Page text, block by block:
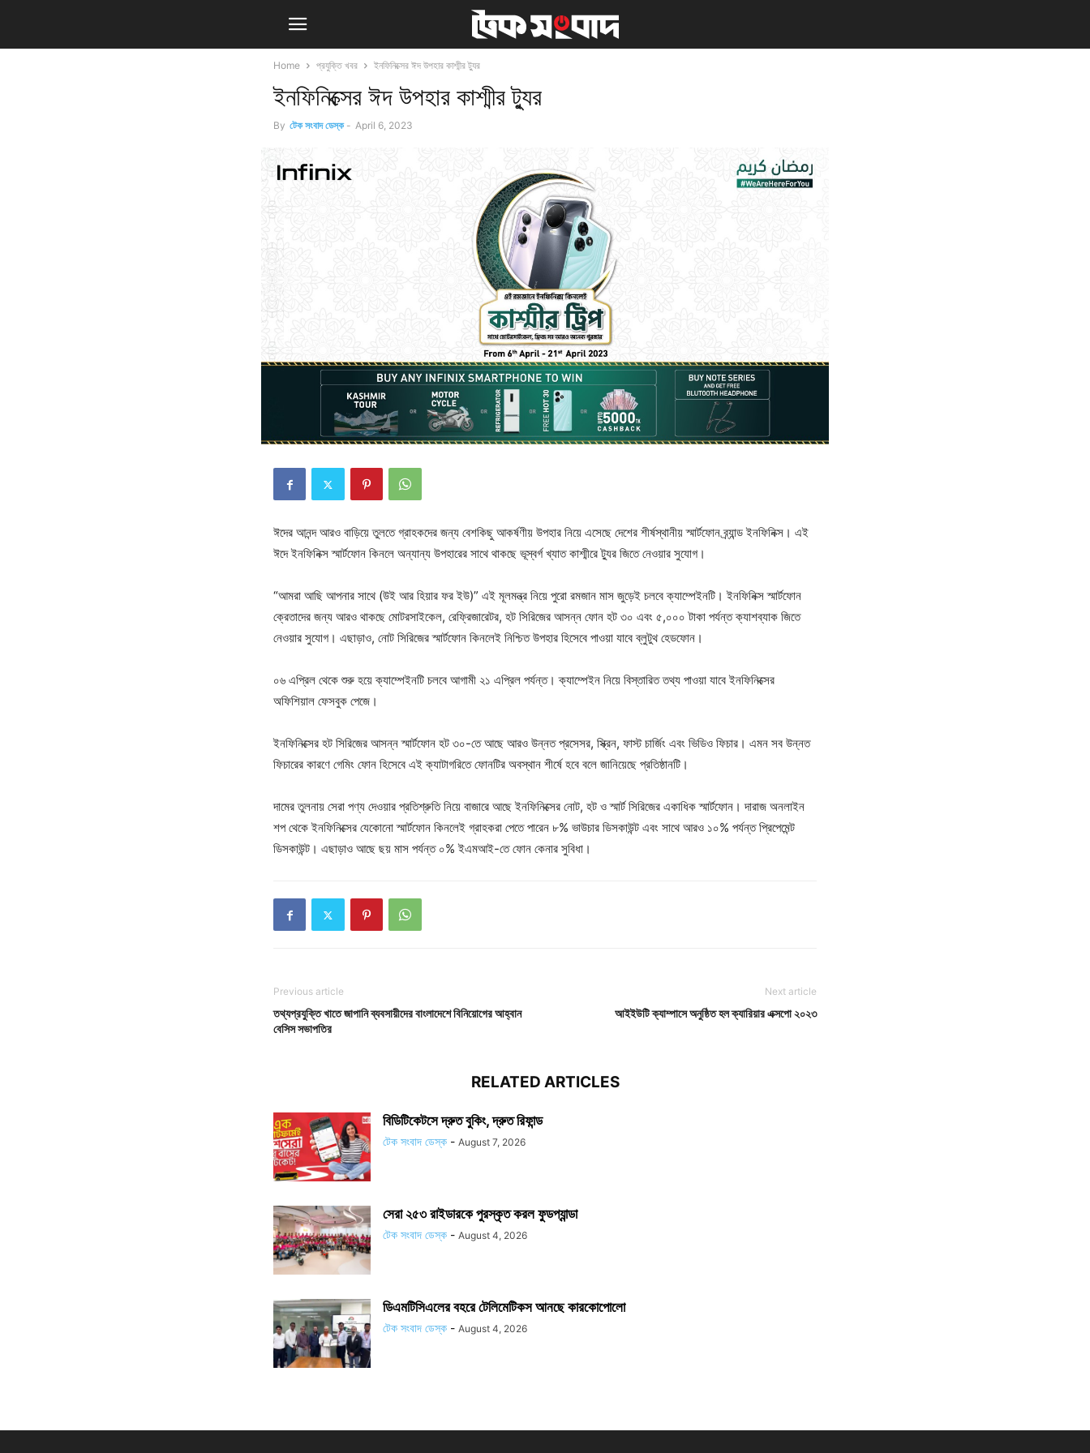
Home প্রযুক্তি খবর ইনফিনিক্সের ঈদ উপহার কাশ্মীর ট্যুর
ইনফিনিক্সের ঈদ উপহার কাশ্মীর ট্যুর
By টেক সংবাদ ডেস্ক - April 6, 2023
ঈদের আনন্দ আরও বাড়িয়ে তুলতে গ্রাহকদের জন্য বেশকিছু আকর্ষণীয় উপহার নিয়ে এসেছে দেশের শীর্ষস্থানীয় স্মার্টফোন ব্র্যান্ড ইনফিনিক্স। এই
ঈদে ইনফিনিক্স স্মার্টফোন কিনলে অন্যান্য উপহারের সাথে থাকছে ভূস্বর্গ খ্যাত কাশ্মীরে ট্যুর জিতে নেওয়ার সুযোগ।
“আমরা আছি আপনার সাথে (উই আর হিয়ার ফর ইউ)” এই মূলমন্ত্র নিয়ে পুরো রমজান মাস জুড়েই চলবে ক্যাম্পেইনটি। ইনফিনিক্স স্মার্টফোন
ক্রেতাদের জন্য আরও থাকছে মোটরসাইকেল, রেফ্রিজারেটর, হট সিরিজের আসন্ন ফোন হট ৩০ এবং ৫,০০০ টাকা পর্যন্ত ক্যাশব্যাক জিতে
নেওয়ার সুযোগ। এছাড়াও, নোট সিরিজের স্মার্টফোন কিনলেই নিশ্চিত উপহার হিসেবে পাওয়া যাবে ব্লুটুথ হেডফোন।
০৬ এপ্রিল থেকে শুরু হয়ে ক্যাম্পেইনটি চলবে আগামী ২১ এপ্রিল পর্যন্ত। ক্যাম্পেইন নিয়ে বিস্তারিত তথ্য পাওয়া যাবে ইনফিনিক্সের
অফিশিয়াল ফেসবুক পেজে।
ইনফিনিক্সের হট সিরিজের আসন্ন স্মার্টফোন হট ৩০-তে আছে আরও উন্নত প্রসেসর, স্ক্রিন, ফাস্ট চার্জিং এবং ভিডিও ফিচার। এমন সব উন্নত
ফিচারের কারণে গেমিং ফোন হিসেবে এই ক্যাটাগরিতে ফোনটির অবস্থান শীর্ষে হবে বলে জানিয়েছে প্রতিষ্ঠানটি।
দামের তুলনায় সেরা পণ্য দেওয়ার প্রতিশ্রুতি নিয়ে বাজারে আছে ইনফিনিক্সের নোট, হট ও স্মার্ট সিরিজের একাধিক স্মার্টফোন। দারাজ অনলাইন
শপ থেকে ইনফিনিক্সের যেকোনো স্মার্টফোন কিনলেই গ্রাহকরা পেতে পারেন ৮% ভাউচার ডিসকাউন্ট এবং সাথে আরও ১০% পর্যন্ত প্রিপেমেন্ট
ডিসকাউন্ট। এছাড়াও আছে ছয় মাস পর্যন্ত ০% ইএমআই-তে ফোন কেনার সুবিধা।
Previous article
তথ্যপ্রযুক্তি খাতে জাপানি ব্যবসায়ীদের বাংলাদেশে বিনিয়োগের আহ্বান
বেসিস সভাপতির
Next article
আইইউটি ক্যাম্পাসে অনুষ্ঠিত হল ক্যারিয়ার এক্সপো ২০২৩
RELATED ARTICLES
বিডিটিকেটসে দ্রুত বুকিং, দ্রুত রিফান্ড
টেক সংবাদ ডেস্ক - August 7, 2026
সেরা ২৫৩ রাইডারকে পুরস্কৃত করল ফুডপ্যান্ডা
টেক সংবাদ ডেস্ক - August 4, 2026
ডিএমটিসিএলের বহরে টেলিমেটিকস আনছে কারকোপোলো
টেক সংবাদ ডেস্ক - August 4, 2026